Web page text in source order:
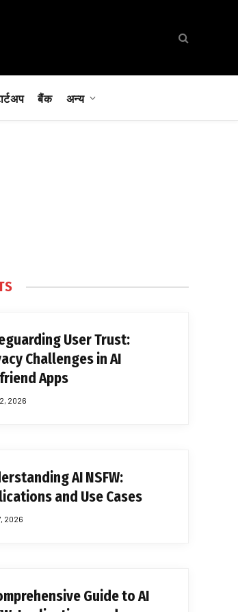
बैंक अन्य
User Trust:
Challenges in AI
Apps
2026
AI NSFW:
and Use Cases
2026
Guide to AI